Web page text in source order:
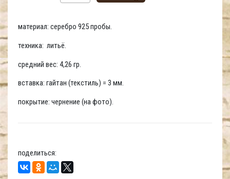
материал: серебро 925 пробы.
техника: литьё.
средний вес: 4,26 гр.
вставка: гайтан (текстиль) = 3 мм.
покрытие: чернение (на фото).
поделиться: